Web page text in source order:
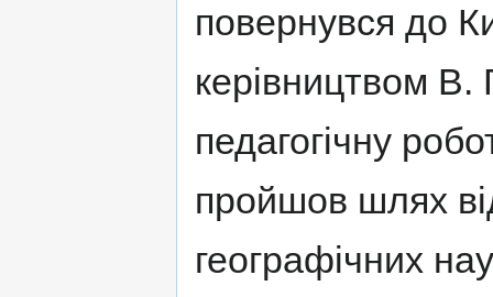
повернувся до
керівництвом В.
педагогічну
пройшов шлях
географічних